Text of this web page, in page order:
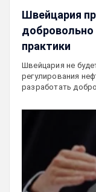
Швейцария
добровольно
практики
Швейцария не
регулирования
разработать